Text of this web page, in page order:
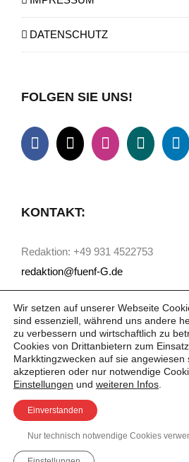
DATENSCHUTZ
FOLGEN SIE UNS!
KONTAKT:
Redaktion: +49 931 4522753
redaktion@fuenf-G.de
Wir setzen auf unserer Webseite
sind essenziell, während uns andere
zu verbessern und wirtschaftlich zu
Cookies von Drittanbietern zum
Markktingzwecken auf sie angewiesen
akzeptieren oder nur notwendige
Einstellungen und weiteren Infos
Einverstanden
Nur technisch notwendige Cookies